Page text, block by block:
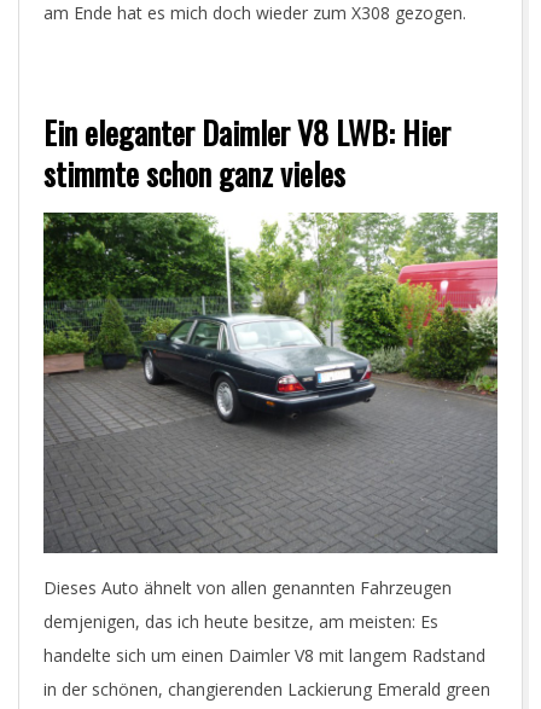
am Ende hat es mich doch wieder zum X308 gezogen.
Ein eleganter Daimler V8 LWB: Hier
stimmte schon ganz vieles
Dieses Auto ähnelt von allen genannten Fahrzeugen
demjenigen, das ich heute besitze, am meisten: Es
handelte sich um einen Daimler V8 mit langem Radstand
in der schönen, changierenden Lackierung Emerald green